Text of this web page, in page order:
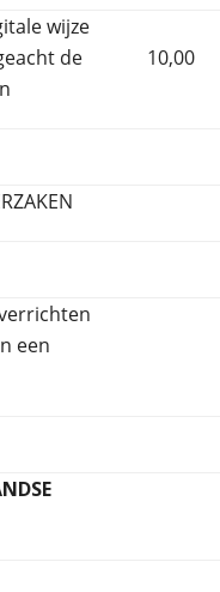
wijze
de
10,00
een